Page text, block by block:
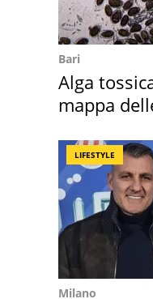
Bari
Alga
mappa
LIFESTYLE
Milano